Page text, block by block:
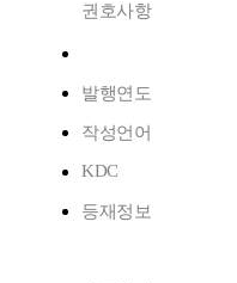
권호사항
발행연도
작성언어
KDC
등재정보